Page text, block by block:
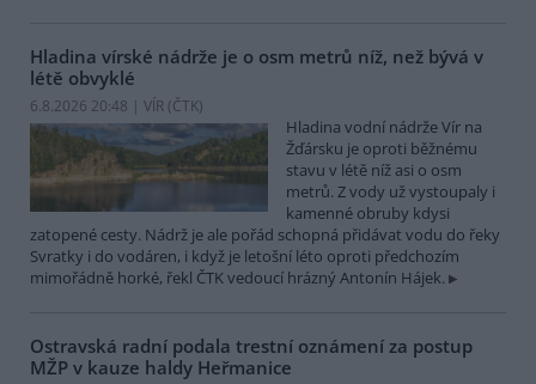
Hladina vírské nádrže je o osm metrů níž, než bývá v
létě obvyklé
6.8.2026 20:48 | VÍR (ČTK)
Hladina vodní nádrže Vír na
Žďársku je oproti běžnému
stavu v létě níž asi o osm
metrů. Z vody už vystoupaly i
kamenné obruby kdysi
zatopené cesty. Nádrž je ale pořád schopná přidávat vodu do řeky
Svratky i do vodáren, i když je letošní léto oproti předchozím
mimořádně horké, řekl ČTK vedoucí hrázný Antonín Hájek.
Ostravská radní podala trestní oznámení za postup
MŽP v kauze haldy Heřmanice